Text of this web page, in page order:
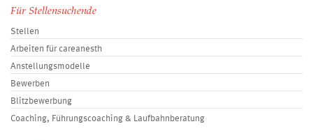
Für Stellensuchende
Stellen
Arbeiten für careanesth
Anstellungsmodelle
Bewerben
Blitzbewerbung
Coaching, Führungscoaching & Laufbahnberatung